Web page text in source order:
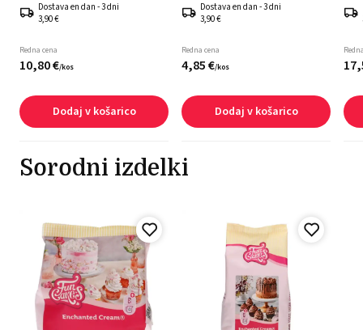
Dostava en dan - 3 dni
3,90 €
Redna cena
10,80€/kos
Dodaj v košarico
Dostava en dan - 3 dni
3,90 €
Redna cena
4,85€/kos
Dodaj v košarico
17,
Sorodni izdelki